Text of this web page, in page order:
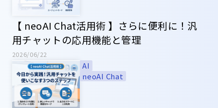
【 neoAI Chat活用術 】さらに便利に！汎
用チャットの応用機能と管理
2026/06/22
AI
neoAI Chat